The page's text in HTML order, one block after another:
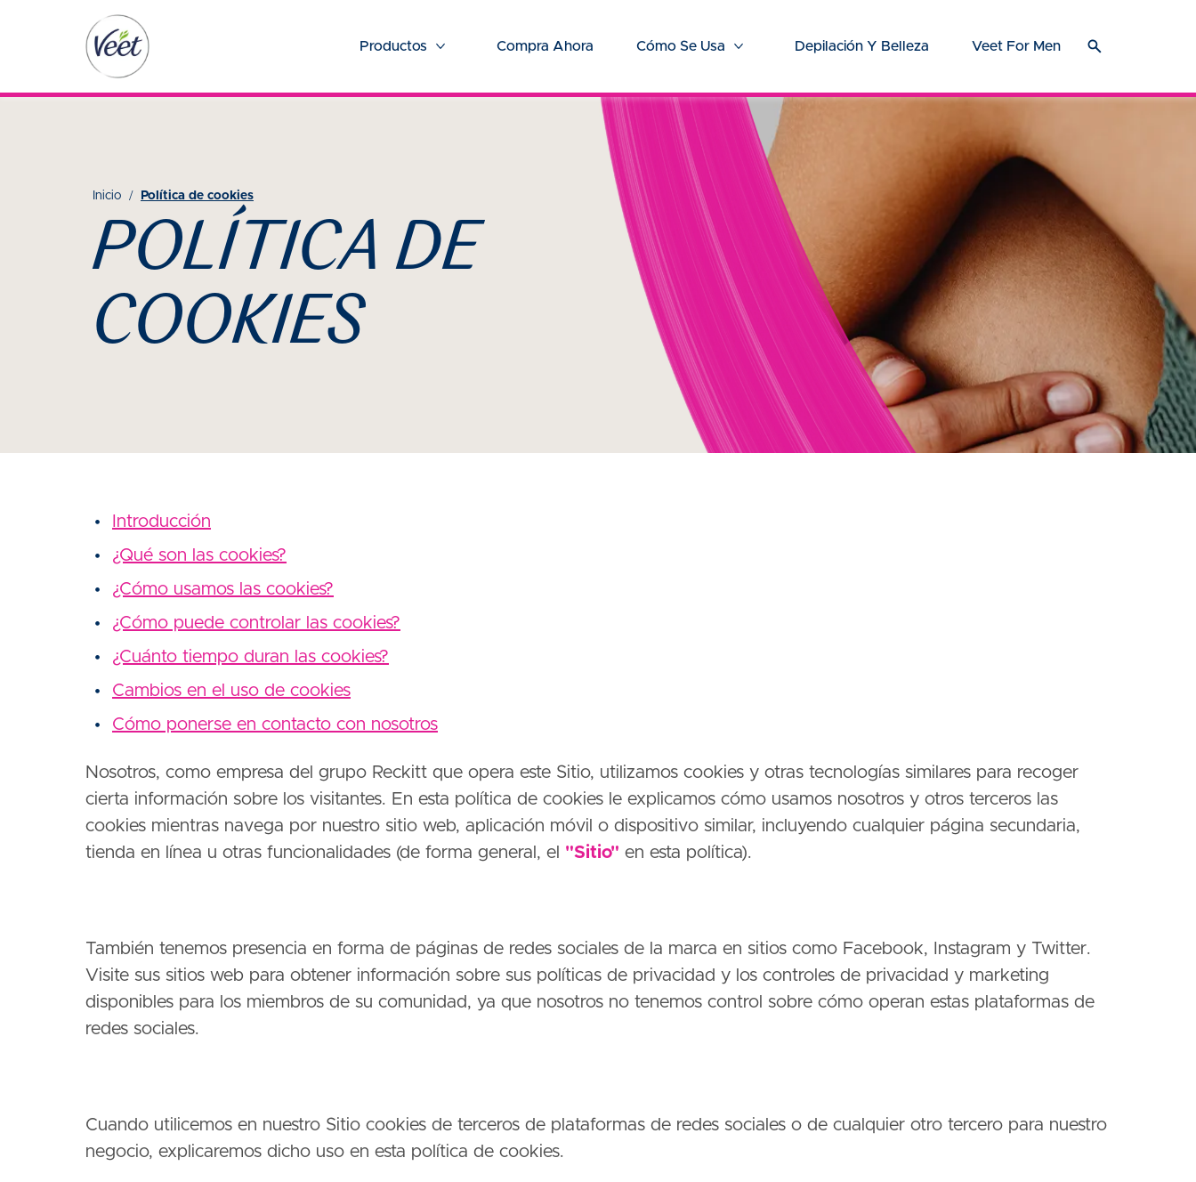
Productos
Más Productos
Compra Ahora Cómo Se Usa
Más Cómo se usa
Depilación Y Belleza Veet For Men
Inicio Política de cookies
POLÍTICA DE
COOKIES
Introducción
¿Qué son las cookies?
¿Cómo usamos las cookies?
¿Cómo puede controlar las cookies?
¿Cuánto tiempo duran las cookies?
Cambios en el uso de cookies
Cómo ponerse en contacto con nosotros
Nosotros, como empresa del grupo Reckitt que opera este Sitio, utilizamos cookies y otras tecnologías similares para recoger
cierta información sobre los visitantes. En esta política de cookies le explicamos cómo usamos nosotros y otros terceros las
cookies mientras navega por nuestro sitio web, aplicación móvil o dispositivo similar, incluyendo cualquier página secundaria,
tienda en línea u otras funcionalidades (de forma general, el "Sitio" en esta política).
También tenemos presencia en forma de páginas de redes sociales de la marca en sitios como Facebook, Instagram y Twitter.
Visite sus sitios web para obtener información sobre sus políticas de privacidad y los controles de privacidad y marketing
disponibles para los miembros de su comunidad, ya que nosotros no tenemos control sobre cómo operan estas plataformas de
redes sociales.
Cuando utilicemos en nuestro Sitio cookies de terceros de plataformas de redes sociales o de cualquier otro tercero para nuestro
negocio, explicaremos dicho uso en esta política de cookies.